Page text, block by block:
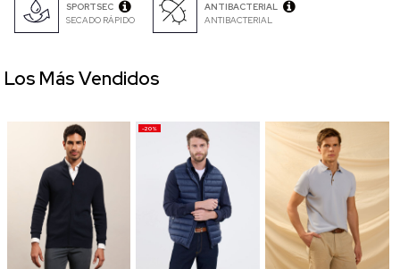
SPORTSEC
SECADO RÁPIDO
ANTIBACTERIAL
ANTIBACTERIAL
-20%
Los Más Vendidos